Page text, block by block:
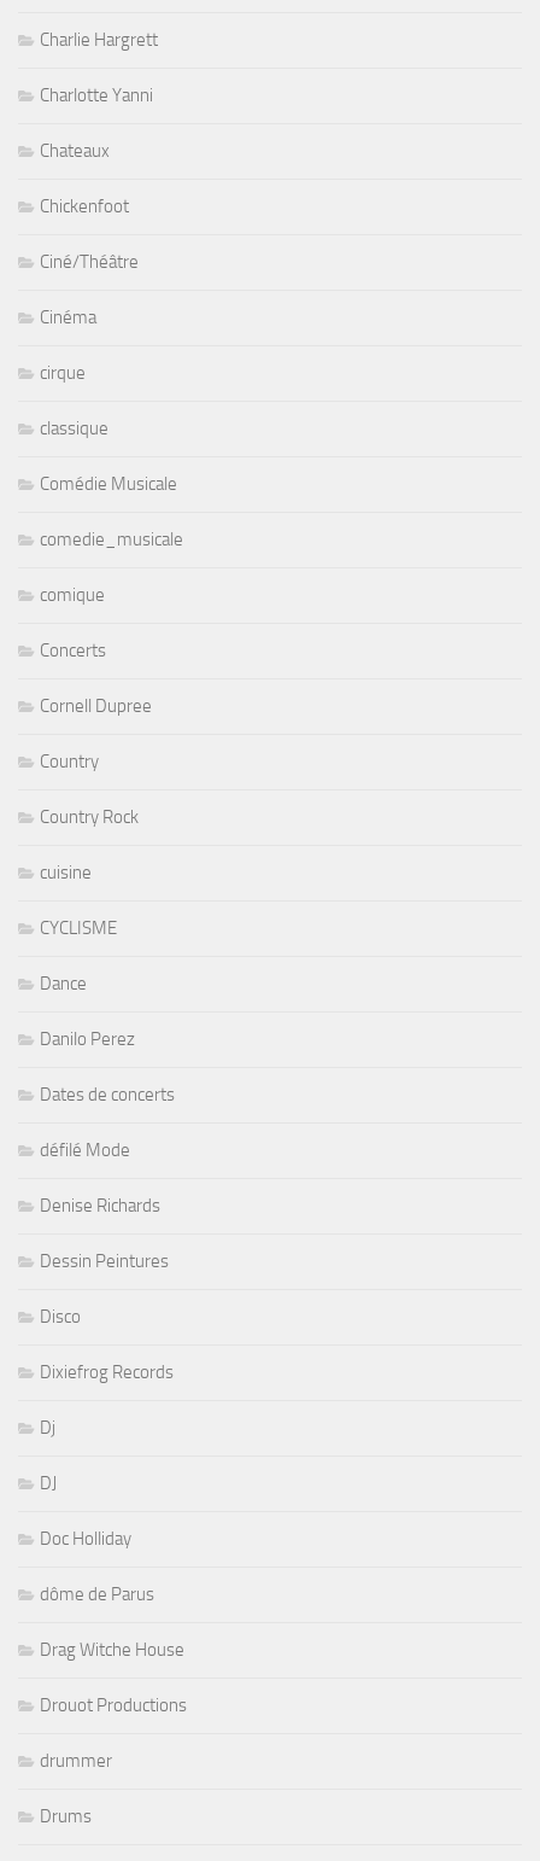
Charlie Hargrett
Charlotte Yanni
Chateaux
Chickenfoot
Ciné/Théâtre
Cinéma
cirque
classique
Comédie Musicale
comedie_musicale
comique
Concerts
Cornell Dupree
Country
Country Rock
cuisine
CYCLISME
Dance
Danilo Perez
Dates de concerts
défilé Mode
Denise Richards
Dessin Peintures
Disco
Dixiefrog Records
Dj
DJ
Doc Holliday
dôme de Parus
Drag Witche House
Drouot Productions
drummer
Drums